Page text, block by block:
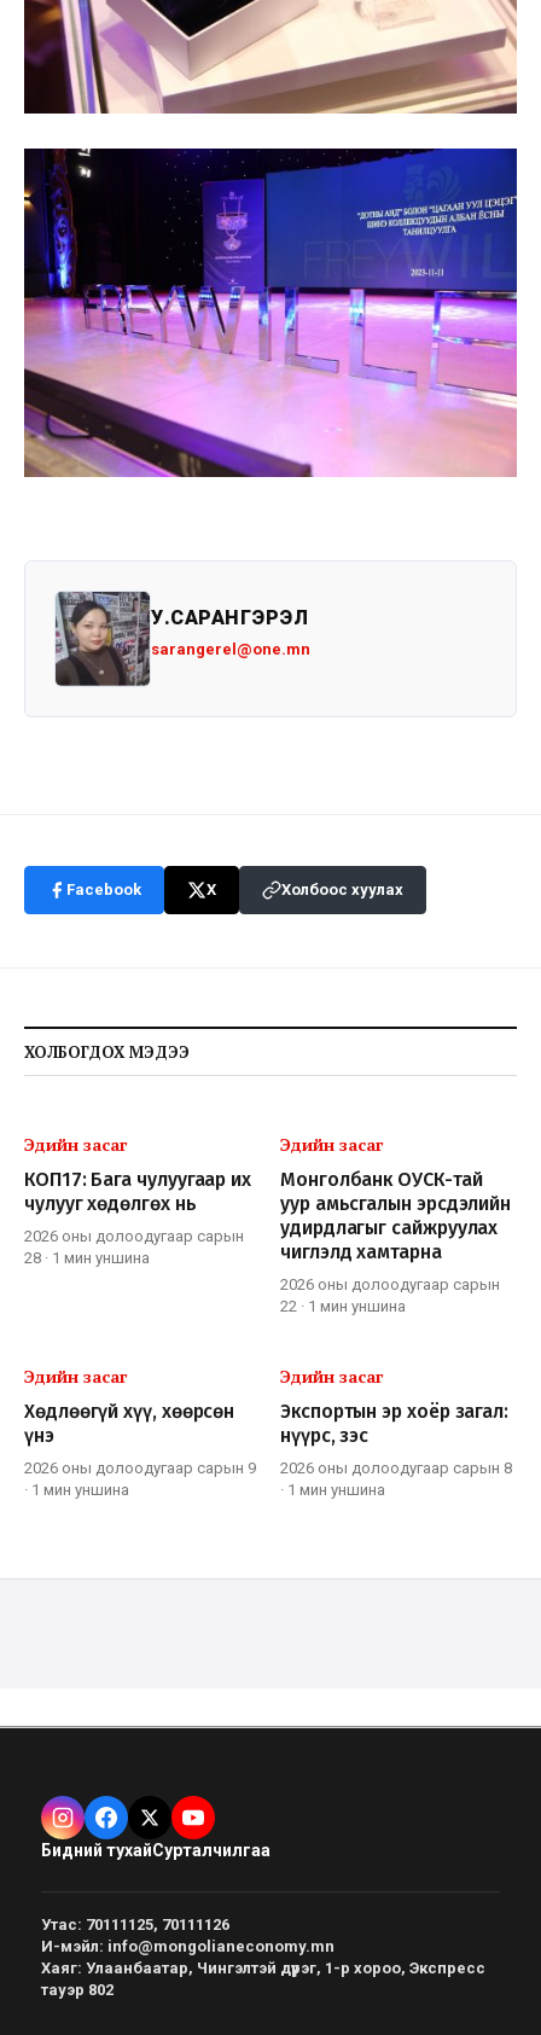
У.САРАНГЭРЭЛ
sarangerel@one.mn
Facebook X Холбоос хуулах
ХОЛБОГДОХ МЭДЭЭ
Эдийн засаг
КОП17: Бага чулуугаар их
чулууг хөдөлгөх нь
2026 оны долоодугаар сарын
28 · 1 мин уншина
Эдийн засаг
Монголбанк ОУСК-тай
уур амьсгалын эрсдэлийн
удирдлагыг сайжруулах
чиглэлд хамтарна
2026 оны долоодугаар сарын
22 · 1 мин уншина
Эдийн засаг
Хөдлөөгүй хүү, хөөрсөн
үнэ
2026 оны долоодугаар сарын 9
· 1 мин уншина
Эдийн засаг
Экспортын эр хоёр загал:
нүүрс, зэс
2026 оны долоодугаар сарын 8
· 1 мин уншина
Бидний тухайСурталчилгаа
Утас: 70111125, 70111126
И-мэйл: info@mongolianeconomy.mn
Хаяг: Улаанбаатар, Чингэлтэй дүүрэг, 1-р хороо, Экспресс
тауэр 802